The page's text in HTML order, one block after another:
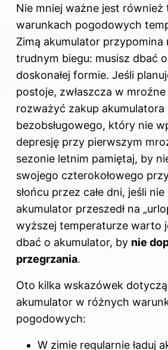
Nie mniej ważne jest również
warunkach pogodowych
Zimą akumulator
trudnym biegu: musisz dbać
doskonałej formie. Jeśli
postoje, zwłaszcza w
rozważyć zakup akumulatora
bezobsługowego, który nie
depresję przy pierwszym
sezonie letnim pamiętaj, by
swojego czterokołowego
słońcu przez całe dni, jeśli
akumulator przeszedł na
wyższej temperaturze warto
dbać o akumulator, by nie
przegrzania.
Oto kilka wskazówek
akumulator w różnych
pogodowych:
W zimie regularnie ładuj